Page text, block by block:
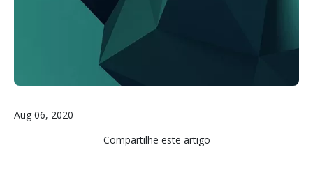
Aug 06, 2020
Compartilhe este artigo